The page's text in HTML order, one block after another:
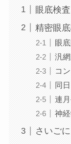
眼底検
精密眼
眼
汎
コ
同
連
神
さいごに